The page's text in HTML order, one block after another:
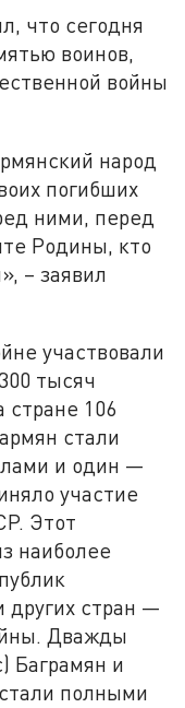
что сегодня
воинов,
войны
народ
погибших
ними, перед
Родины, кто
– заявил
участвовали
тысяч
106
стали
и один —
участие
Этот
наиболее
других стран —
Дважды
Баграмян и
полными